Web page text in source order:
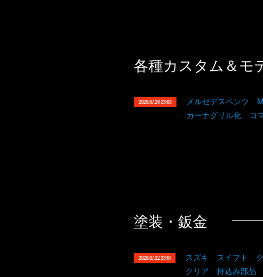
各種カスタム＆モ
2026.07.26 23:03
メルセデスベンツ
カーナグリル化
塗装・鈑金
2026.07.22 23:10
スズキ スイフト
クリア 持込み部